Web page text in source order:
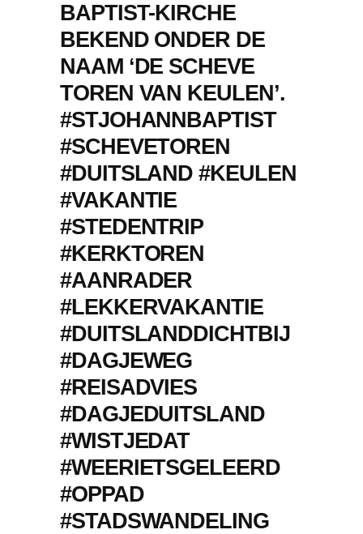
BAPTIST-KIRCHE
BEKEND ONDER DE
NAAM ‘DE SCHEVE
TOREN VAN KEULEN’.
#STJOHANNBAPTIST
#SCHEVETOREN
#DUITSLAND #KEULEN
#VAKANTIE
#STEDENTRIP
#KERKTOREN
#AANRADER
#LEKKERVAKANTIE
#DUITSLANDDICHTBIJ
#DAGJEWEG
#REISADVIES
#DAGJEDUITSLAND
#WISTJEDAT
#WEERIETSGELEERD
#OPPAD
#STADSWANDELING